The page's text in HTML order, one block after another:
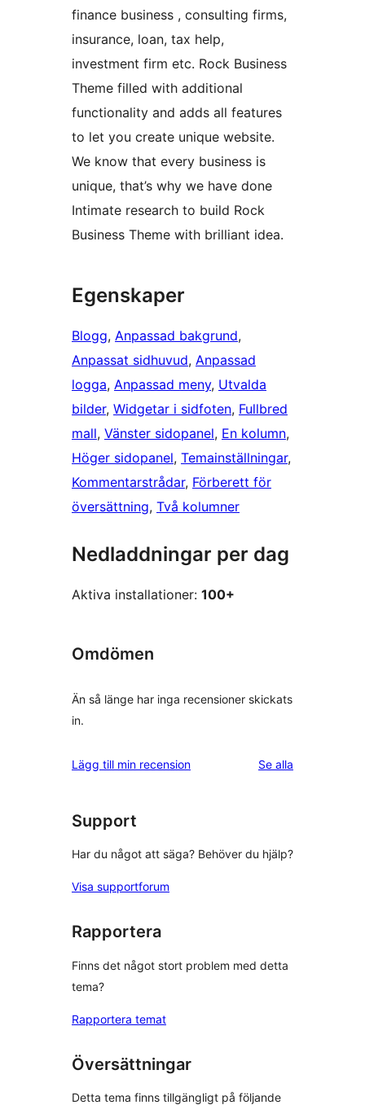
finance business , consulting firms,
insurance, loan, tax help,
investment firm etc. Rock Business
Theme filled with additional
functionality and adds all features
to let you create unique website.
We know that every business is
unique, that’s why we have done
Intimate research to build Rock
Business Theme with brilliant idea.
Egenskaper
Blogg, Anpassad bakgrund
Anpassat sidhuvud, Anpassad
logga, Anpassad meny, Utvalda
bilder, Widgetar i sidfoten, Fullbred
mall, Vänster sidopanel, En kolumn
Höger sidopanel, Temainställningar
Kommentarstrådar, Förberett för
översättning, Två kolumner
Nedladdningar per dag
Aktiva installationer: 100+
Omdömen
Än så länge har inga recensioner skickats
in.
Lägg till min recension Se alla
Support
Har du något att säga? Behöver du hjälp?
Visa supportforum
Rapportera
Finns det något stort problem med detta
tema?
Rapportera temat
Översättningar
Detta tema finns tillgängligt på följande